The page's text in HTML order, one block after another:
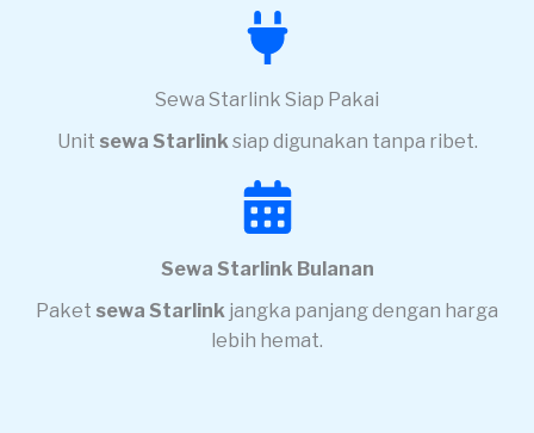
Sewa Starlink Siap Pakai
Unit sewa Starlinksiap digunakan tanpa ribet.
Sewa Starlink Bulanan
Paket sewa Starlink jangka panjang dengan harga
lebih hemat.